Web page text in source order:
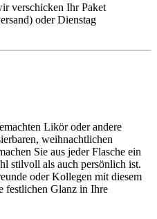
verschicken Ihr Paket
oder Dienstag
Likör oder andere
weihnachtlichen
Sie aus jeder Flasche ein
stilvoll als auch persönlich ist.
oder Kollegen mit diesem
festlichen Glanz in Ihre